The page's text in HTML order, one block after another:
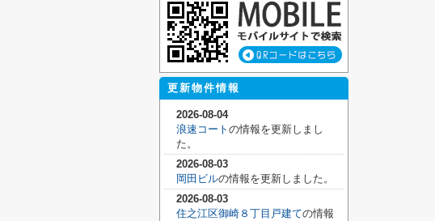
更新物件情報
2026-08-04
浪速コート の情報を更新しまし
た。
2026-08-03
岡田ビルの情報を更新しました。
2026-08-03
住之江区御崎８丁目戸建ての情報